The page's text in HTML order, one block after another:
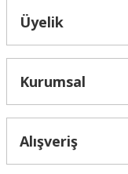
Üyelik
Kurumsal
Alışveriş